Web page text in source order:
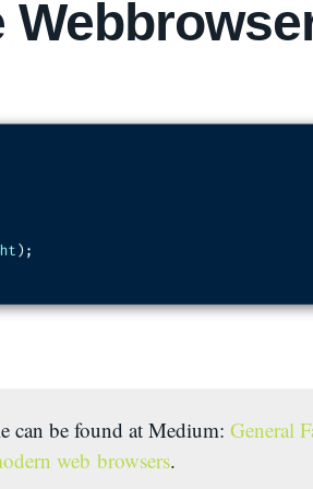
can be found at Medium:General
web browsers.